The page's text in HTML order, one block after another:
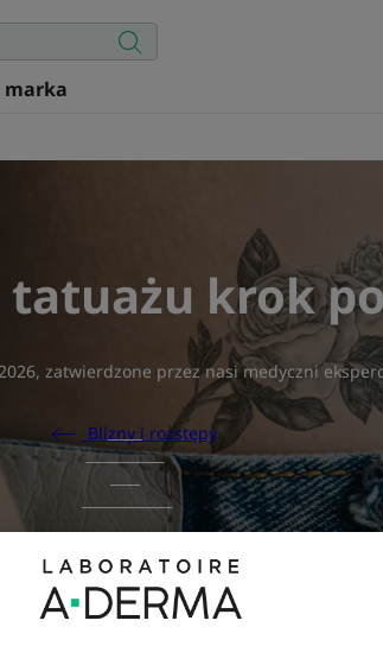
marka
tatuażu krok
, zatwierdzone przeznasi medyczni
Blizny i rozstępy
swój pierwotny kolor i kształt, ważne